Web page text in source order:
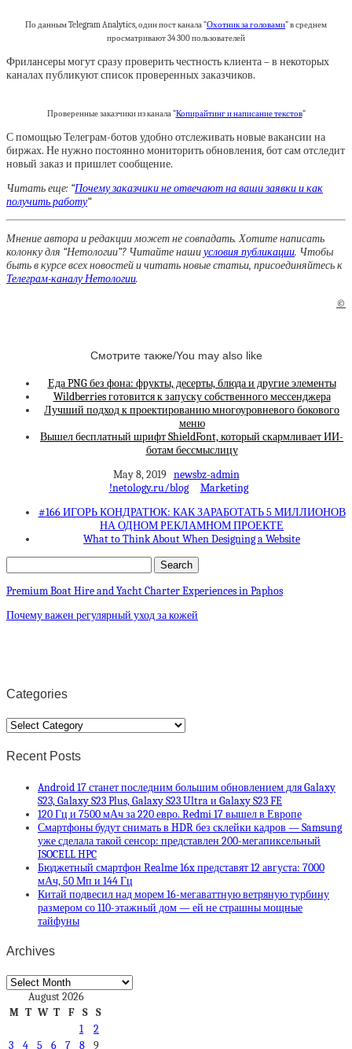
По данным Telegram Analytics, один пост канала “Охотник за головами” в среднем
просматривают 34 300 пользователей
Фрилансеры могут сразу проверить честность клиента – в некоторых
каналах публикуют список проверенных заказчиков.
Проверенные заказчики из канала “Копирайтинг и написание текстов“
С помощью Телеграм-ботов удобно отслеживать новые вакансии на
биржах. Не нужно постоянно мониторить обновления, бот сам отследит
новый заказ и пришлет сообщение.
Читать еще: “Почему заказчики не отвечают на ваши заявки и как
получить работу“
Мнение автора и редакции может не совпадать. Хотите написать
колонку для “Нетологии”? Читайте нашиусловия публикации. Чтобы
быть в курсе всех новостей и читать новые статьи, присоединяйтесь к
Телеграм-каналу Нетологии.
©
Смотрите также/You may also like
Еда PNG без фона: фрукты, десерты, блюда и другие элементы
Wildberries готовится к запуску собственного мессенджера
Лучший подход к проектированию многоуровневого бокового
меню
Вышел бесплатный шрифт ShieldFont, который скармливает ИИ-
ботам бессмыслицу
May 8, 2019 newsbz-admin
!netology.ru/blog
Marketing
#166 ИГОРЬ КОНДРАТЮК: КАК ЗАРАБОТАТЬ 5 МИЛЛИОНОВ
НА ОДНОМ РЕКЛАМНОМ ПРОЕКТЕ
What to Think About When Designing a Website
Premium Boat Hire and Yacht Charter Experiences in Paphos
Почему важен регулярный уход за кожей
Categories
Categories
Recent Posts
Android 17 станет последним большим обновлением для Galaxy
S23, Galaxy S23 Plus, Galaxy S23 Ultra и Galaxy S23 FE
120 Гц и 7500 мАч за 220 евро. Redmi 17 вышел в Европе
Смартфоны будут снимать в HDR без склейки кадров — Samsung
уже сделала такой сенсор: представлен 200-мегапиксельный
ISOCELL HPC
Бюджетный смартфон Realme 16x представят 12 августа: 7000
мАч, 50 Мп и 144 Гц
Китай подвесил над морем 16-мегаваттную ветряную турбину
размером со 110-этажный дом — ей не страшны мощные
тайфуны
Archives
Archives
August 2026
M T W T F S
S
1
2
3
4 5 6 7 8
9